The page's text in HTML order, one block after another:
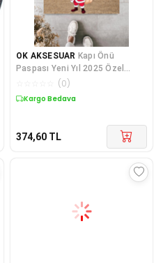
OK AKSESUAR Kapı Önü
Paspası Yeni Yıl 2025 Özel
Tasarım Model 70
(0)
Kargo Bedava
374,60 TL